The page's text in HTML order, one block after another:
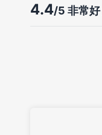
4.4/5 非常好